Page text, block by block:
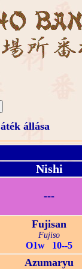
állása
Nishi
---
Fujisan
Fujiso
O1w 10--5
Azumaryu